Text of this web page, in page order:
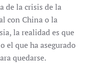
de la crisis de la
con China o la
la realidad es que
el que ha asegurado
quedarse.